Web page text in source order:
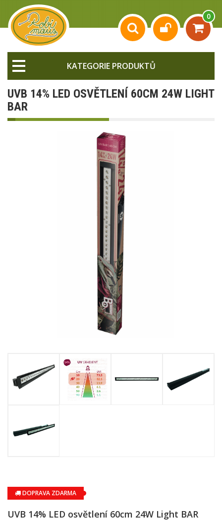
0
KATEGORIE PRODUKTŮ
UVB 14% LED OSVĚTLENÍ 60CM 24W LIGHT
BAR
DOPRAVA ZDARMA
UVB 14% LED osvětlení 60cm 24W Light BAR